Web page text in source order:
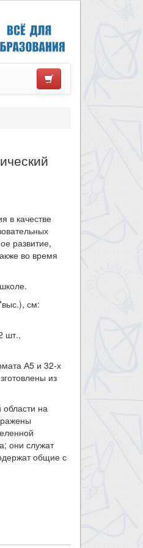
в качестве
развитие,
во время
см:
шт.,
А5 и 32-х
из
на
они служат
общие с